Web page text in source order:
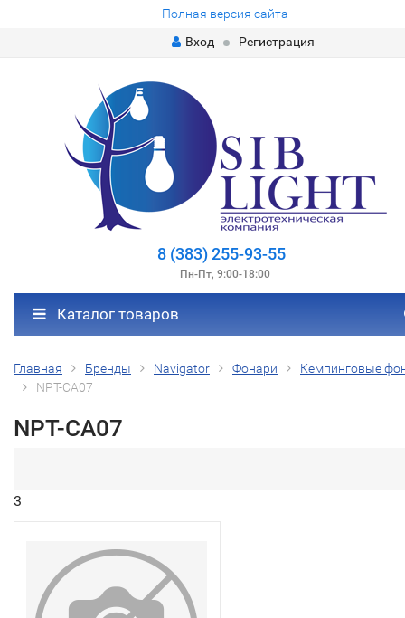
Полная версия сайта
Вход
Регистрация
8 (383) 255-93-55
Пн-Пт, 9:00-18:00
Каталог товаров
Главная Бренды Navigator Фонари
Кемпинговые
NPT-CA07
NPT-CA07
3